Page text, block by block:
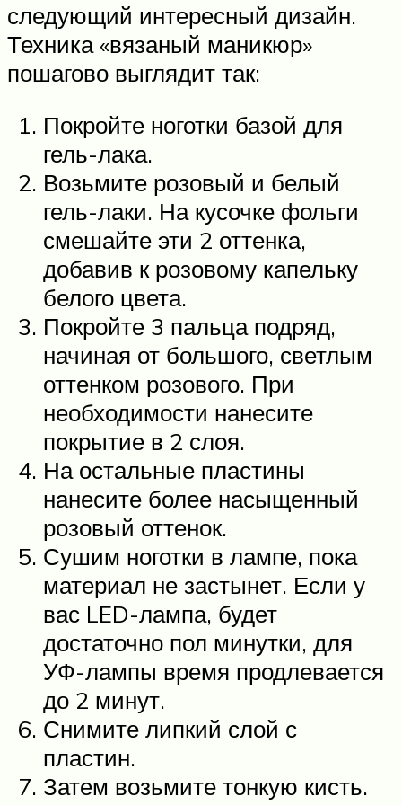
следующий интересный дизайн.
Техника «вязаный маникюр»
пошагово выглядит так:
Покройте ноготки базой для
гель-лака.
Возьмите розовый и белый
гель-лаки. На кусочке фольги
смешайте эти 2 оттенка,
добавив к розовому капельку
белого цвета.
Покройте 3 пальца подряд,
начиная от большого, светлым
оттенком розового. При
необходимости нанесите
покрытие в 2 слоя.
На остальные пластины
нанесите более насыщенный
розовый оттенок.
Сушим ноготки в лампе, пока
материал не застынет. Если у
вас LED-лампа, будет
достаточно пол минутки, для
УФ-лампы время продлевается
до 2 минут.
Снимите липкий слой с
пластин.
Затем возьмите тонкую кисть.